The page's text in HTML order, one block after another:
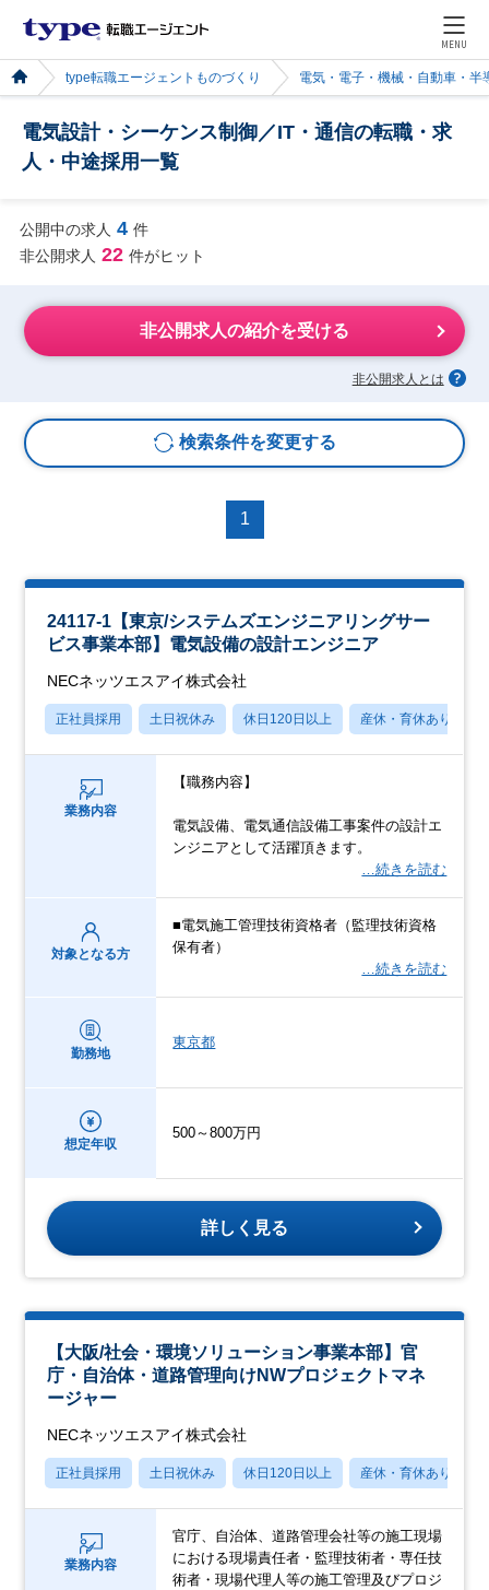
MENU
type転職エージェントものづくり 電気・電子・機械・自動車・半
電気設計・シーケンス制御／IT・通信の転職・求
人・中途採用一覧
公開中の求人 4 件
非公開求人 22 件がヒット
非公開求人の紹介を受ける
非公開求人とは
検索条件を変更する
1
24117-1【東京/システムズエンジニアリングサー
ビス事業本部】電気設備の設計エンジニア
NECネッツエスアイ株式会社
正社員採用 土日祝休み 休日120日以上 産休・育休あり
業務内容
【職務内容】
電気設備、電気通信設備工事案件の設計エ
ンジニアとして活躍頂きます。
…続きを読む
対象となる方
■電気施工管理技術資格者（監理技術資格
保有者）
…続きを読む
勤務地
東京都
想定年収
500～800万円
詳しく見る
【大阪/社会・環境ソリューション事業本部】官
庁・自治体・道路管理向けNWプロジェクトマネ
ージャー
NECネッツエスアイ株式会社
正社員採用 土日祝休み 休日120日以上 産休・育休あり
業務内容
官庁、自治体、道路管理会社等の施工現場
における現場責任者・監理技術者・専任技
術者・現場代理人等の施工管理及びプロジ